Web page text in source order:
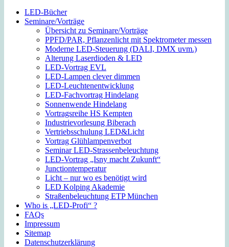
LED-Bücher
Seminare/Vorträge
Übersicht zu Seminare/Vorträge
PPFD/PAR, Pflanzenlicht mit Spektrometer messen
Moderne LED-Steuerung (DALI, DMX uvm.)
Alterung Laserdioden & LED
LED-Vortrag EVL
LED-Lampen clever dimmen
LED-Leuchtenentwicklung
LED-Fachvortrag Hindelang
Sonnenwende Hindelang
Vortragsreihe HS Kempten
Industrievorlesung Biberach
Vertriebsschulung LED&Licht
Vortrag Glühlampenverbot
Seminar LED-Strassenbeleuchtung
LED-Vortrag „Isny macht Zukunft“
Junctiontemperatur
Licht – nur wo es benötigt wird
LED Kolping Akademie
Straßenbeleuchtung ETP München
Who is „LED-Profi“ ?
FAQs
Impressum
Sitemap
Datenschutzerklärung